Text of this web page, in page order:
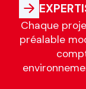
Chaque
préalable